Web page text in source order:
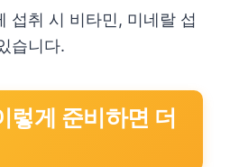
섭취 시 비타민, 미네랄 섭
습니다.
렇게 준비하면 더